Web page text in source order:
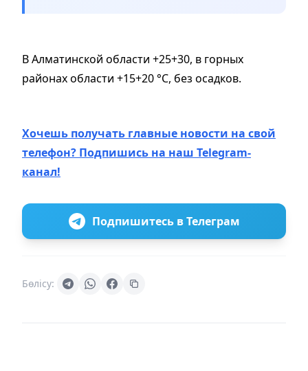
В Алматинской области +25+30, в горных
районах области +15+20 °C, без осадков.
Хочешь получать главные новости на свой
телефон? Подпишись на наш Telegram-
канал!
Подпишитесь в Телеграм
Бөлісу: